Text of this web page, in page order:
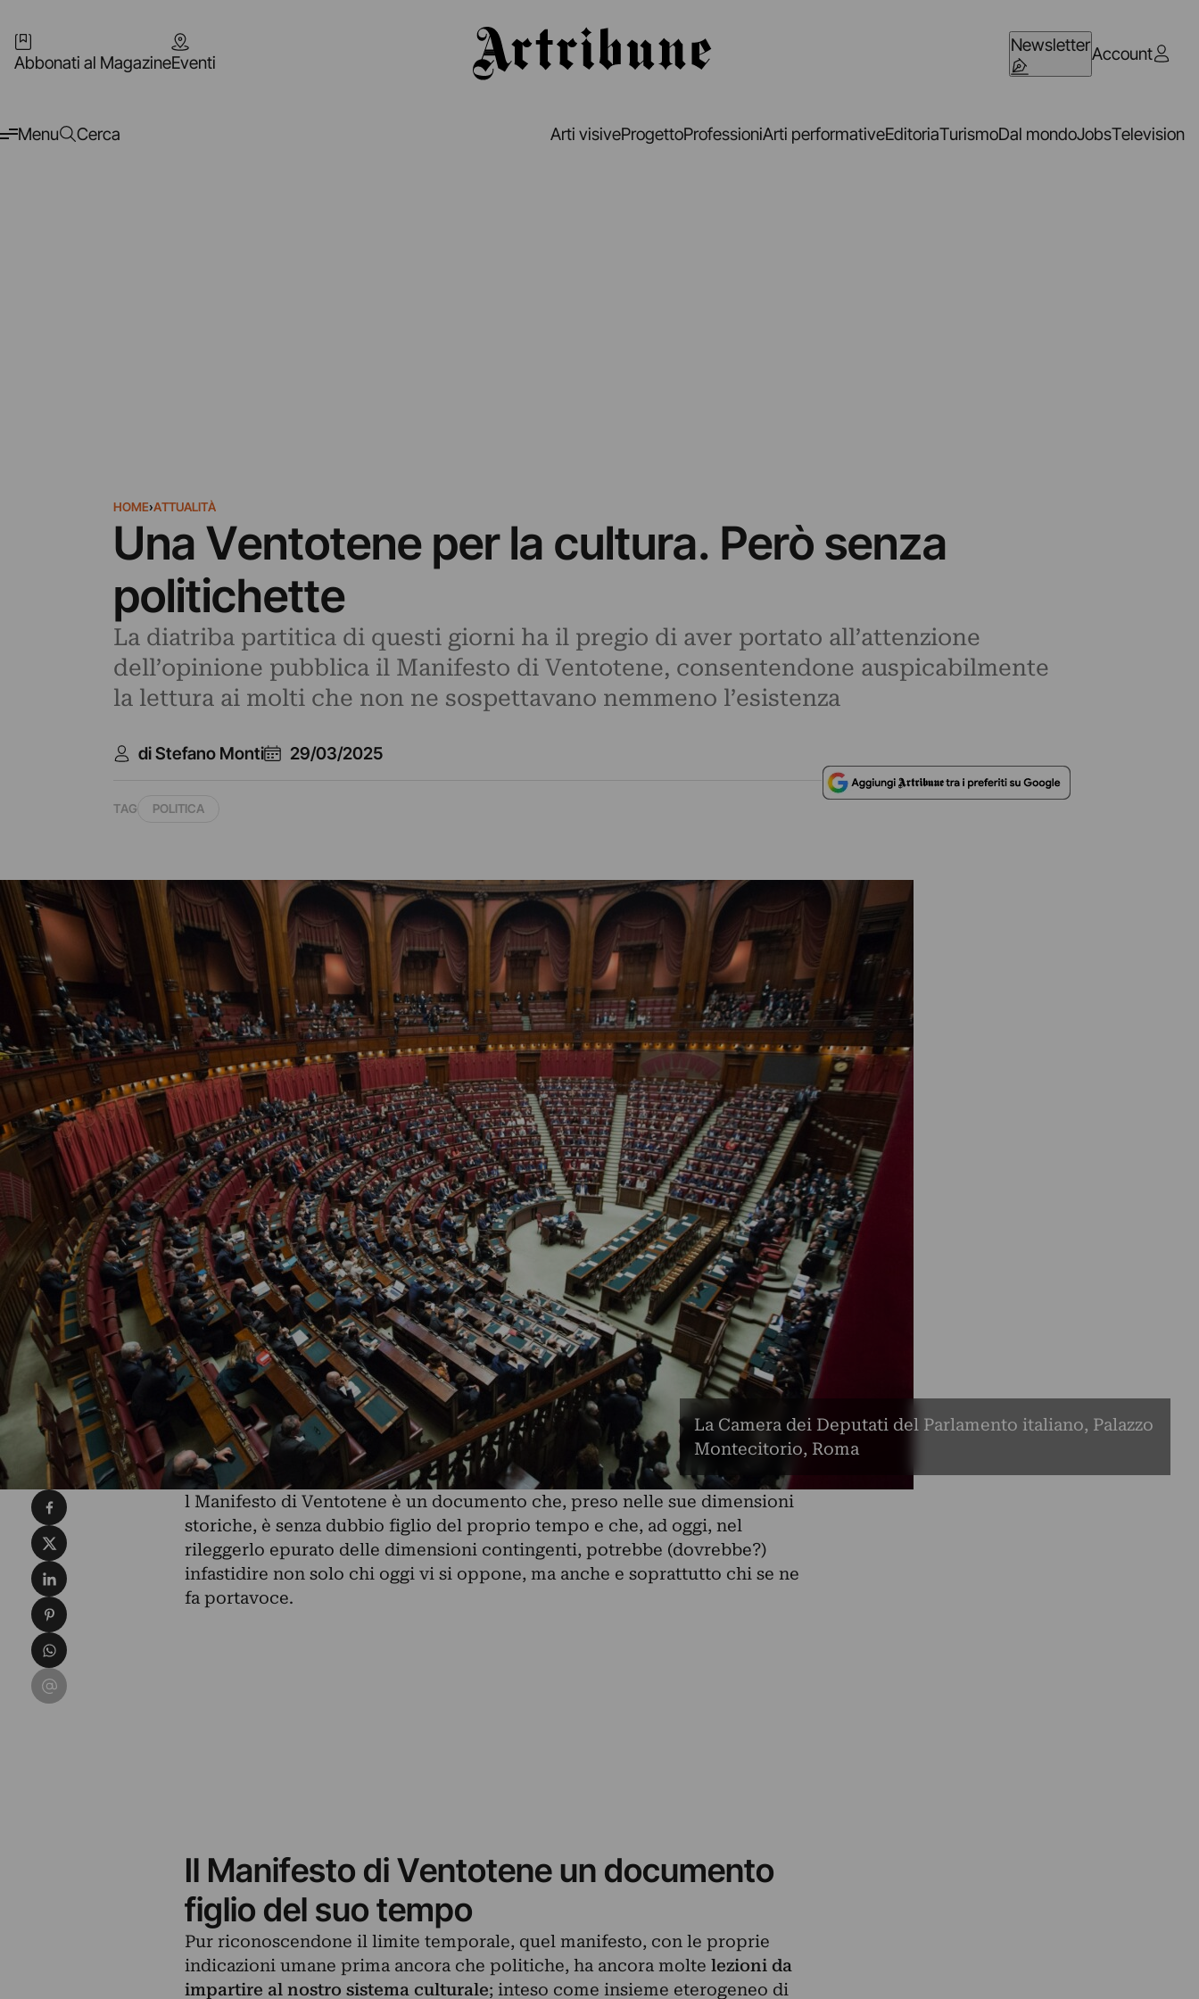
Abbonati al MagazineEventi
NewsletterAccount
Menu Cerca Arti visiveProgettoProfessioniArti performativeEditoriaTurismoDal mondoJobsTelevision
HOME›ATTUALITÀ
Una Ventotene per la cultura. Però senza
politichette
La diatriba partitica di questi giorni ha il pregio di aver portato all’attenzione
dell’opinione pubblica il Manifesto di Ventotene, consentendone auspicabilmente
la lettura ai molti che non ne sospettavano nemmeno l’esistenza
di Stefano Monti 29/03/2025
TAG POLITICA
La Camera dei Deputati del Parlamento italiano, Palazzo
Montecitorio, Roma
l Manifesto di Ventotene è un documento che, preso nelle sue dimensioni
storiche, è senza dubbio figlio del proprio tempo e che, ad oggi, nel
rileggerlo epurato delle dimensioni contingenti, potrebbe (dovrebbe?)
infastidire non solo chi oggi vi si oppone, ma anche e soprattutto chi se ne
fa portavoce.
Il Manifesto di Ventotene un documento
figlio del suo tempo
Pur riconoscendone il limite temporale, quel manifesto, con le proprie
indicazioni umane prima ancora che politiche, ha ancora molte lezioni da
impartire al nostro sistema culturale; inteso come insieme eterogeneo di
Condividi su Facebook
Condividi su X
Condividi su LinkedIn
Condividi su Pinterest
Condividi su WhatsApp
Condividi su Email